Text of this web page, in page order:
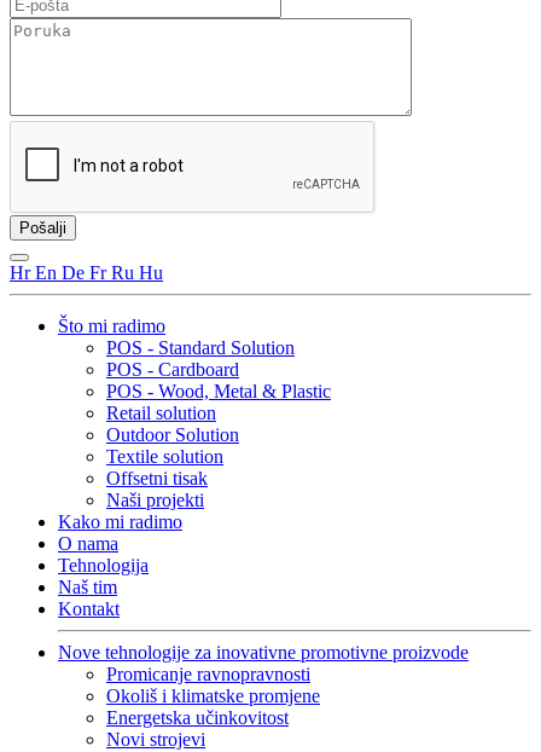
HrEn De FrRu Hu
Što mi radimo
POS - Standard Solution
POS - Cardboard
POS - Wood, Metal & Plastic
Retail solution
Outdoor Solution
Textile solution
Offsetni tisak
Naši projekti
Kako mi radimo
O nama
Tehnologija
Naš tim
Kontakt
Nove tehnologije za inovativne promotivne proizvode
Promicanje ravnopravnosti
Okoliš i klimatske promjene
Energetska učinkovitost
Novi strojevi